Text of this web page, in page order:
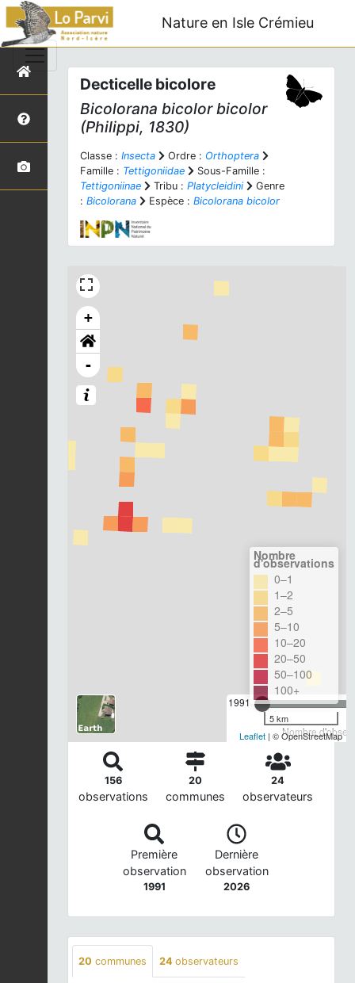
Nature en Isle Crémieu
Decticelle bicolore
Bicolorana bicolor bicolor
(Philippi, 1830)
Classe : Insecta Ordre : Orthoptera
Famille : Tettigoniidae
Sous-Famille :
Tettigoniinae
Tribu : Platycleidini
Genre
: Bicolorana Espèce : Bicolorana bicolor
+
-
1991
Nombre
Nombre
d'observations
0–1
1–2
2–5
5–10
10–20
20–50
50–100
100+
5 km
Leaflet | © OpenStreetMap
156
observations
20
communes
24
observateurs
Première
observation
1991
Dernière
observation
2026
20 communes 24 observateurs